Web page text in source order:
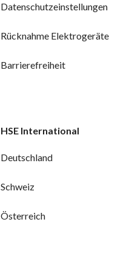
Datenschutzeinstellungen
Rücknahme Elektrogeräte
Barrierefreiheit
HSE International
Deutschland
Schweiz
Österreich